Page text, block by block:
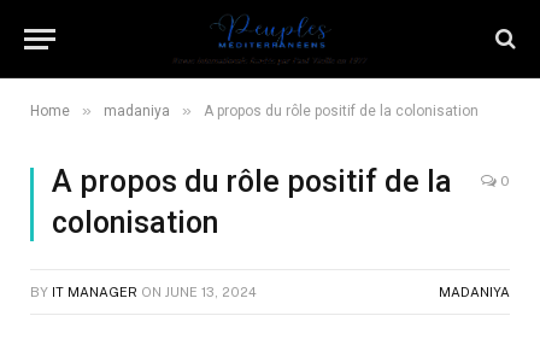
Home » madaniya » A propos du rôle positif de la colonisation
A propos du rôle positif de la
colonisation
0
BY IT MANAGER ON JUNE 13, 2024 MADANIYA